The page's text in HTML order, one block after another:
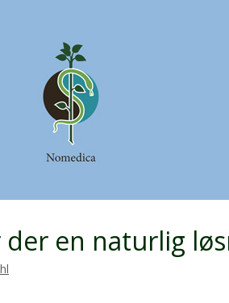
en naturlig